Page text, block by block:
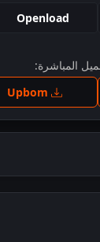
Openload
المباشرة: